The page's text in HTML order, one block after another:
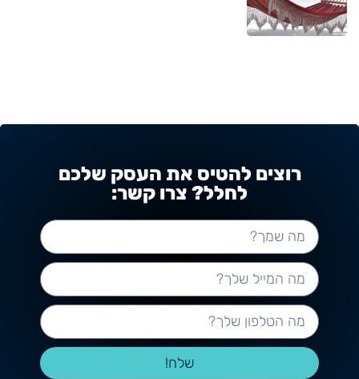
רוצים להטיס את העסק שלכם
לחלל? צרו קשר:
שלח!